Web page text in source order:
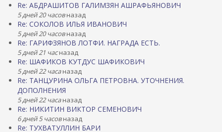
Re: АБДРАШИТОВ ГАЛИМЗЯН АШРАФЬЯНОВИЧ
5 дней 20 часовназад
Re: СОКОЛОВ ИЛЬЯ ИВАНОВИЧ
5 дней 20 часовназад
Re: ГАРИФЗЯНОВ ЛОТФИ. НАГРАДА ЕСТЬ.
5 дней 21 часназад
Re: ШАФИКОВ КУТДУС ШАФИКОВИЧ
5 дней 22 часаназад
Re: ТАНЦУРИНА ОЛЬГА ПЕТРОВНА. УТОЧНЕНИЯ.
ДОПОЛНЕНИЯ
5 дней 22 часаназад
Re: НИКИТИН ВИКТОР СЕМЕНОВИЧ
6 дней 5 часовназад
Re: ТУХВАТУЛЛИН БАРИ